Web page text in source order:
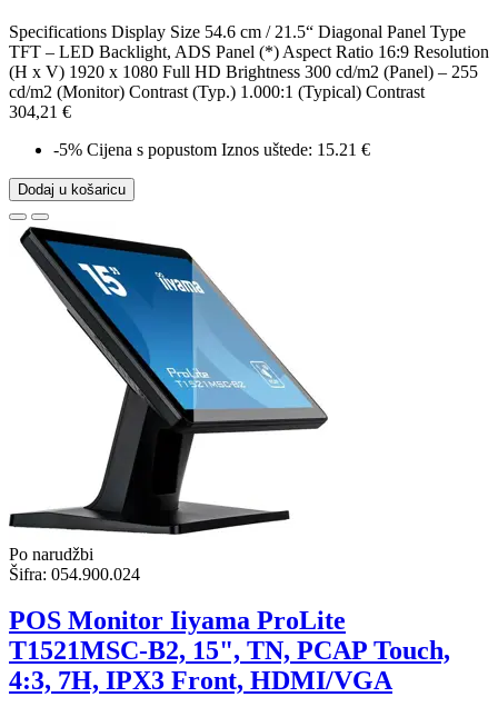
Specifications Display Size 54.6 cm / 21.5“ Diagonal Panel Type
TFT – LED Backlight, ADS Panel (*) Aspect Ratio 16:9 Resolution
(H x V) 1920 x 1080 Full HD Brightness 300 cd/m2 (Panel) – 255
cd/m2 (Monitor) Contrast (Typ.) 1.000:1 (Typical) Contrast
304,21 €
-5% Cijena s popustom Iznos uštede: 15.21 €
Dodaj u košaricu
Po narudžbi
Šifra: 054.900.024
POS Monitor Iiyama ProLite
T1521MSC-B2, 15", TN, PCAP Touch,
4:3, 7H, IPX3 Front, HDMI/VGA